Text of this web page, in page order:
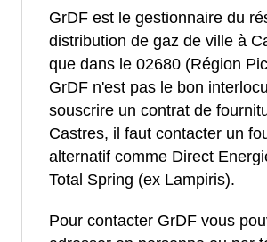
GrDF est le gestionnaire du
distribution de gaz de ville à
que dans le 02680 (Région
GrDF n'est pas le bon
souscrire un contrat de
Castres, il faut contacter un
alternatif comme Direct
Total Spring (ex Lampiris).
Pour contacter GrDF vous